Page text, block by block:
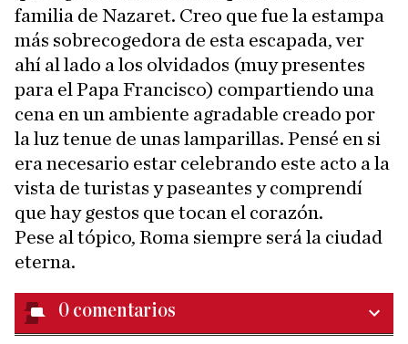
familia de Nazaret. Creo que fue la estampa
más sobrecogedora de esta escapada, ver
ahí al lado a los olvidados (muy presentes
para el Papa Francisco) compartiendo una
cena en un ambiente agradable creado por
la luz tenue de unas lamparillas. Pensé en si
era necesario estar celebrando este acto a la
vista de turistas y paseantes y comprendí
que hay gestos que tocan el corazón.
Pese al tópico, Roma siempre será la ciudad
eterna.
0 comentarios